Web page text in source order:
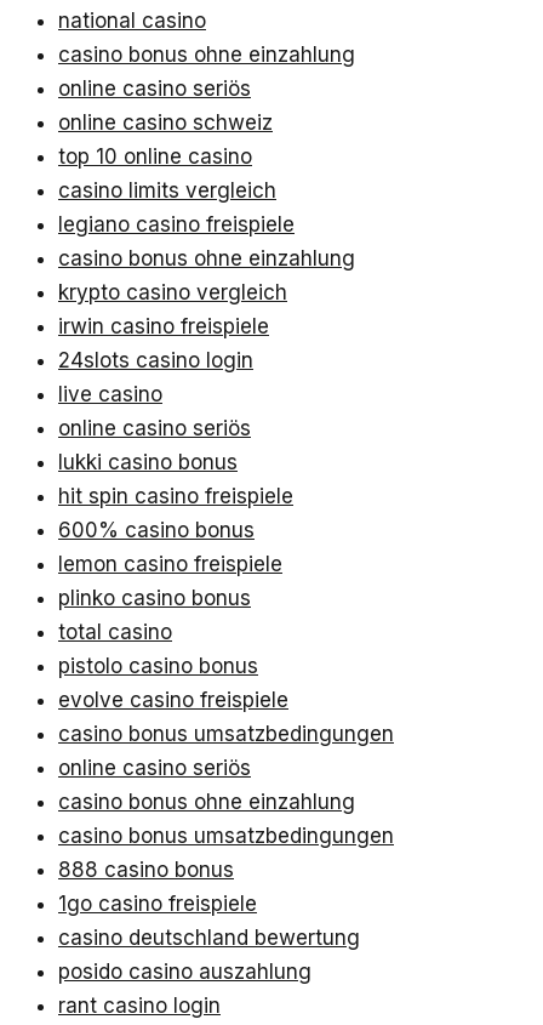
national casino
casino bonus ohne einzahlung
online casino seriös
online casino schweiz
top 10 online casino
casino limits vergleich
legiano casino freispiele
casino bonus ohne einzahlung
krypto casino vergleich
irwin casino freispiele
24slots casino login
live casino
online casino seriös
lukki casino bonus
hit spin casino freispiele
600% casino bonus
lemon casino freispiele
plinko casino bonus
total casino
pistolo casino bonus
evolve casino freispiele
casino bonus umsatzbedingungen
online casino seriös
casino bonus ohne einzahlung
casino bonus umsatzbedingungen
888 casino bonus
1go casino freispiele
casino deutschland bewertung
posido casino auszahlung
rant casino login